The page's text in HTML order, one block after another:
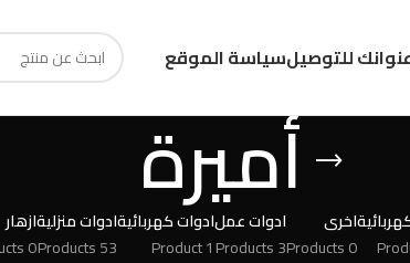
للتوصيلسياسة الموقع
أميرة
اخرى
0 Products
ادوات عمل
3 Products
ادوات كهربائية
1 Product
ادوات منزلية
53 Products
ازهار
0 Products